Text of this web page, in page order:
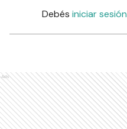
Debés iniciar sesión
Ads